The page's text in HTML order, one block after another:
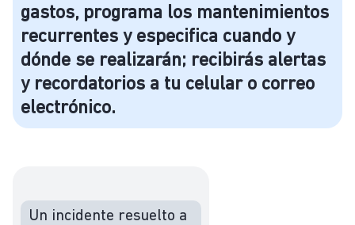
gastos, programa los mantenimientos
recurrentes y especifica cuando y
dónde se realizarán; recibirás alertas
y recordatorios a tu celular o correo
electrónico.
Un incidente resuelto a